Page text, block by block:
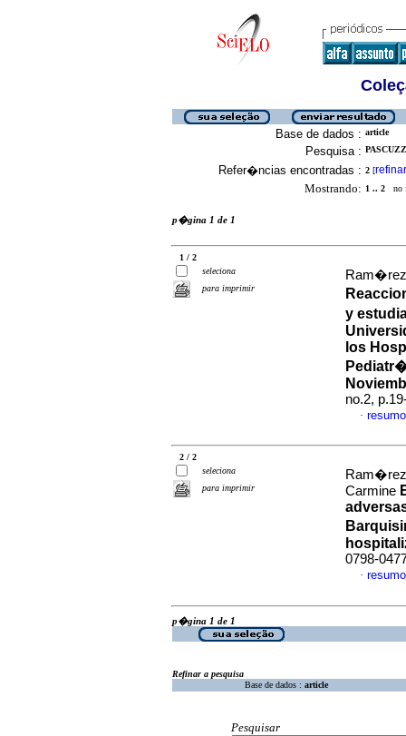
Base de dados : article
Pesquisa :
Refer�ncias encontradas : 2 [refinar
Mostrando: 1 .. 2 no
p�gina 1 de 1
1 / 2
seleciona
para imprimir
y
los
no.2,
·
2 / 2
seleciona
para imprimir
Ram�rez
Carmine
0798-
·
p�gina 1 de 1
Refinar a pesquisa
Base de dados : article
Pesquisar